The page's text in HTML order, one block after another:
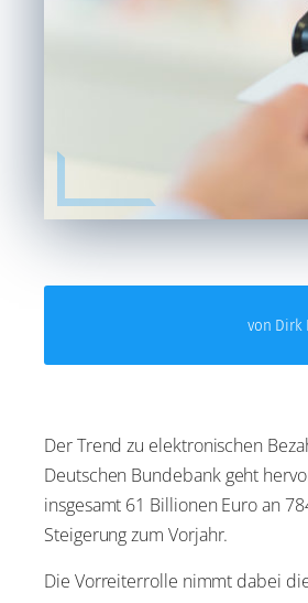
von Dirk
Der Trend zu elektronischen
Deutschen Bundebank geht
insgesamt 61 Billionen Euro an
Steigerung zum Vorjahr.
Die Vorreiterrolle nimmt dabei